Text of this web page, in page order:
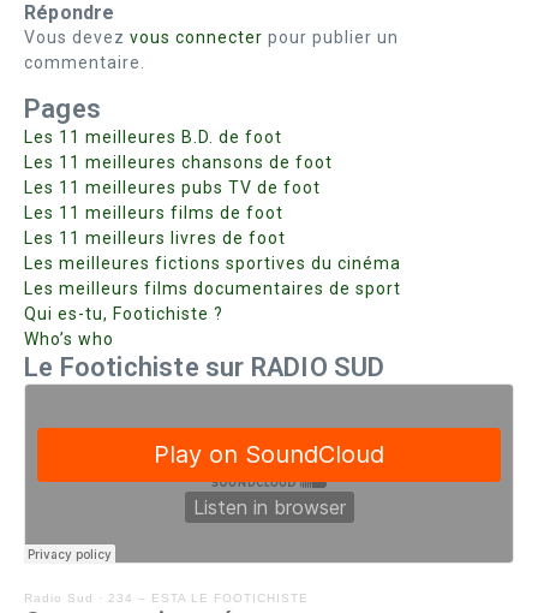
Répondre
Vous devez vous connecter pour publier un
commentaire.
Pages
Les 11 meilleures B.D. de foot
Les 11 meilleures chansons de foot
Les 11 meilleures pubs TV de foot
Les 11 meilleurs films de foot
Les 11 meilleurs livres de foot
Les meilleures fictions sportives du cinéma
Les meilleurs films documentaires de sport
Qui es-tu, Footichiste ?
Who’s who
Le Footichiste sur RADIO SUD
Radio Sud · 234 – ESTA LE FOOTICHISTE